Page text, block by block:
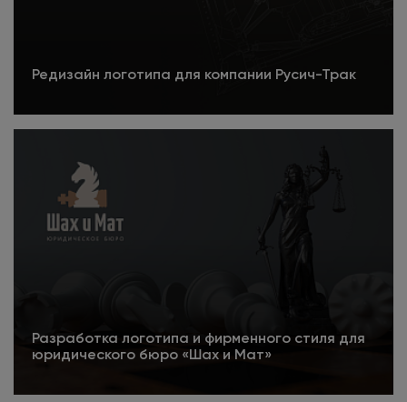
Редизайн логотипа для компании Русич-Трак
Подробнее
Разработка логотипа и фирменного стиля для
юридического бюро «Шах и Мат»
Подробнее